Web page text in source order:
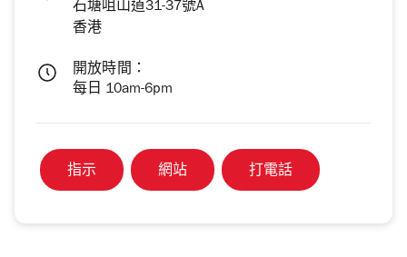
石塘咀山道31-37號A
香港
開放時間：
每日 10am-6pm
指示 網站 打電話